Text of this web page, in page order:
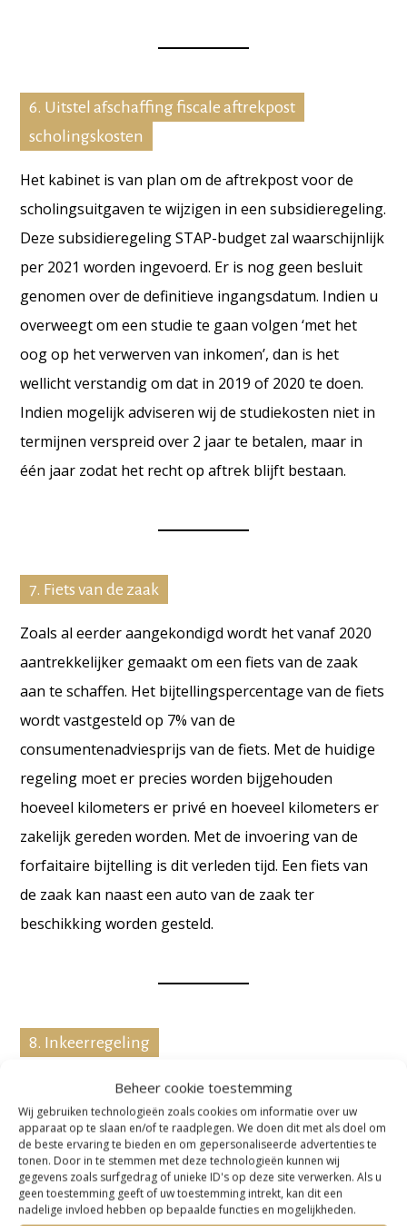
Beheer cookie toestemming
Wij gebruiken technologieën zoals cookies om informatie over uw
apparaat op te slaan en/of te raadplegen. We doen dit met als doel om
de beste ervaring te bieden en om gepersonaliseerde advertenties te
tonen. Door in te stemmen met deze technologieën kunnen wij
gegevens zoals surfgedrag of unieke ID's op deze site verwerken. Als u
geen toestemming geeft of uw toestemming intrekt, kan dit een
nadelige invloed hebben op bepaalde functies en mogelijkheden.
6. Uitstel afschaffing fiscale aftrekpost
scholingskosten
Het kabinet is van plan om de aftrekpost voor de
scholingsuitgaven te wijzigen in een subsidieregeling.
Deze subsidieregeling STAP-budget zal waarschijnlijk
per 2021 worden ingevoerd. Er is nog geen besluit
genomen over de definitieve ingangsdatum. Indien u
overweegt om een studie te gaan volgen ‘met het
oog op het verwerven van inkomen’, dan is het
wellicht verstandig om dat in 2019 of 2020 te doen.
Indien mogelijk adviseren wij de studiekosten niet in
termijnen verspreid over 2 jaar te betalen, maar in
één jaar zodat het recht op aftrek blijft bestaan.
7. Fiets van de zaak
Zoals al eerder aangekondigd wordt het vanaf 2020
aantrekkelijker gemaakt om een fiets van de zaak
aan te schaffen. Het bijtellingspercentage van de fiets
wordt vastgesteld op 7% van de
consumentenadviesprijs van de fiets. Met de huidige
regeling moet er precies worden bijgehouden
hoeveel kilometers er privé en hoeveel kilometers er
zakelijk gereden worden. Met de invoering van de
forfaitaire bijtelling is dit verleden tijd. Een fiets van
de zaak kan naast een auto van de zaak ter
beschikking worden gesteld.
8. Inkeerregeling
Met de huidige inkeerregeling is het nog mogelijk om
boetevrij in te keren binnen 2 jaar na het onjuist
indienen van een aangifte Inkomstenbelasting. Een
uitzondering hierop is box 3 inkomen dat in het
buitenland is opgekomen. Met ingang vanaf 2020 is